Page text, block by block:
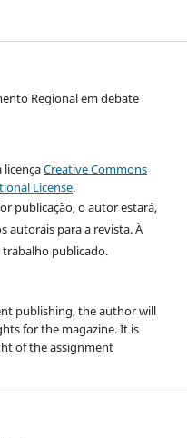
Regional em debate
licençaCreative Commons
License.
publicação, o autor estará,
autorais para a revista. À
publicado.
publishing, the author will
for the magazine. It is
of the assignment